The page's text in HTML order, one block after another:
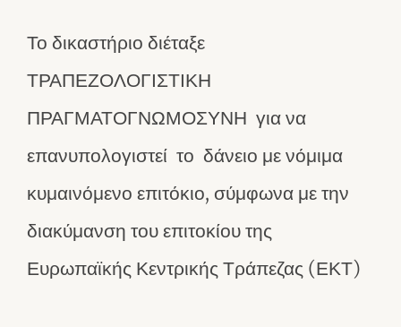
Το δικαστήριο διέταξε
ΤΡΑΠΕΖΟΛΟΓΙΣΤΙΚΗ
ΠΡΑΓΜΑΤΟΓΝΩΜΟΣΥΝΗ για να
επανυπολογιστεί το δάνειο με νόμιμα
κυμαινόμενο επιτόκιο, σύμφωνα με την
διακύμανση του επιτοκίου της
Ευρωπαϊκής Κεντρικής Τράπεζας (ΕΚΤ)